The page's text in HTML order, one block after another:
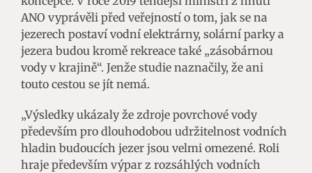
ANO vyprávěli před veřejností o tom, jak se na
jezerech postaví vodní elektrárny, solární parky a
jezera budou kromě rekreace také „zásobárnou
vody v krajině“. Jenže studie naznačily, že ani
touto cestou se jít nemá.
„Výsledky ukázaly že zdroje povrchové vody
především pro dlouhodobou udržitelnost vodních
hladin budoucích jezer jsou velmi omezené. Roli
hraje především výpar z rozsáhlých vodních